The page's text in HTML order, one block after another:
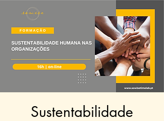
Sustentabilidade